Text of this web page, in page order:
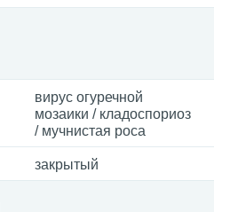
вирус огуречной
мозаики / кладоспориоз
/ мучнистая роса
закрытый